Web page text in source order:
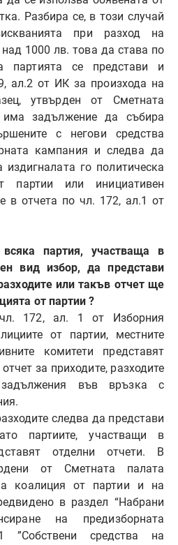
Разбира се, в този случай
при разход на
1000 лв. това да става по
партията се представи и
ал.2 от ИК за произхода на
утвърден от Сметната
има задължение да събира
с негови средства
кампания и следва да
го политическа
партии или инициативен
в отчета по чл. 172, ал.1 от
партия, участваща в
вид избор, да представи
или такъв отчет ще
от партии ?
172, ал. 1 от Изборния
от партии, местните
комитети представят
за приходите, разходите
във връзка с
следва да представи
партиите, участващи в
отделни отчети. В
от Сметната палата
коалиция от партии и на
в раздел “Набрани
на предизборната
средства на